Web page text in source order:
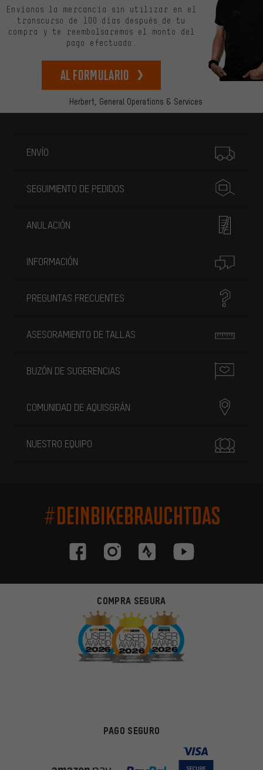
Herbert, General Operations & Services
Envíanos la mercancía sin utilizar en el
transcurso de 100 días después de tu
compra y te reembolsaremos el monto del
pago efectuado.
Al formulario
ENVÍO
SEGUIMIENTO DE PEDIDOS
ANULACIÓN
INFORMACIÓN
PREGUNTAS FRECUENTES
ASESORAMIENTO DE TALLAS
BUZÓN DE SUGERENCIAS
COMUNIDAD DE AQUISGRÁN
NUESTRO EQUIPO
#DEINBIKEBRAUCHTDAS
COMPRA SEGURA
PAGO SEGURO